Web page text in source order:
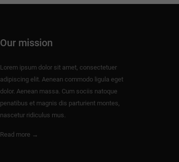
Our mission
Lorem ipsum dolor sit amet, consectetuer
adipiscing elit. Aenean commodo ligula eget
dolor. Aenean massa. Cum sociis natoque
penatibus et magnis dis parturient montes,
nascetur ridiculus mus.
Read more →